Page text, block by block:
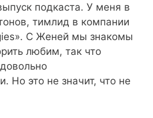
подкаста. У меня в
тимлид в компании
С Женей мы знакомы
любим, так что
Но это не значит, что не